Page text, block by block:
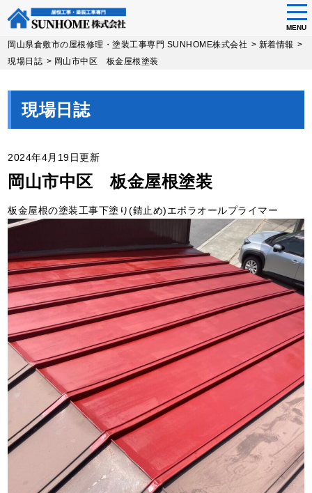
Skip
to
MENU
岡山県倉敷市の屋根修理・塗装工事専門 SUNHOME株式会社 > 新着情報 >
現場日誌 > 岡山市中区 板金屋根塗装
現場日誌
2024年4月19日更新
岡山市中区 板金屋根塗装
板金屋根の塗装工事下塗り(錆止め)エポラオールプライマー